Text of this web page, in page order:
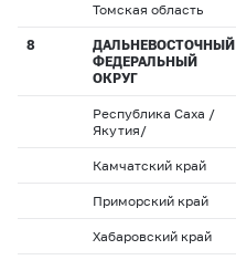
Томская область
8
ДАЛЬНЕВОСТОЧНЫЙ
ФЕДЕРАЛЬНЫЙ
ОКРУГ
Республика Саха /
Якутия/
Камчатский край
Приморский край
Хабаровский край